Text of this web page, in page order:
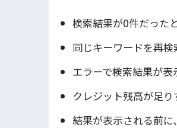
検索結果が0件だった
同じキーワードを再検
エラーで検索結果が
クレジット残高が足
結果が表示される前